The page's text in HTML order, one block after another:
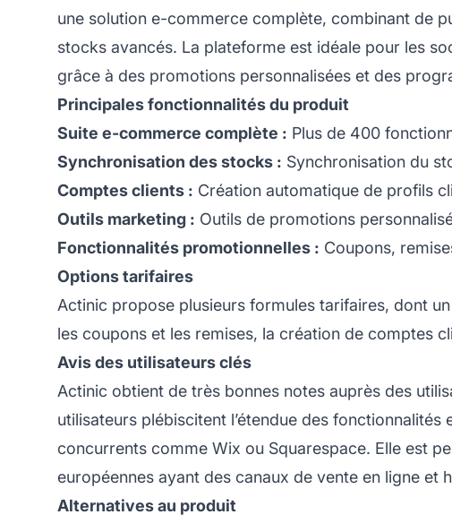
une solution e-commerce complète, combinant de
stocks avancés. La plateforme est idéale pour les
grâce à des promotions personnalisées et des
Principales fonctionnalités du produit
Suite e-commerce complète : Plus de 400
Synchronisation des stocks : Synchronisation du
Comptes clients : Création automatique de profils
Outils marketing : Outils de promotions
Fonctionnalités promotionnelles : Coupons,
Options tarifaires
Actinic propose plusieurs formules tarifaires, dont
les coupons et les remises, la création de comptes
Avis des utilisateurs clés
Actinic obtient de très bonnes notes auprès des
utilisateurs plébiscitent l’étendue des
concurrents comme Wix ou Squarespace. Elle est
européennes ayant des canaux de vente en ligne et
Alternatives au produit